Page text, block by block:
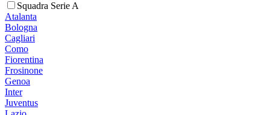
Squadra Serie A
Atalanta
Bologna
Cagliari
Como
Fiorentina
Frosinone
Genoa
Inter
Juventus